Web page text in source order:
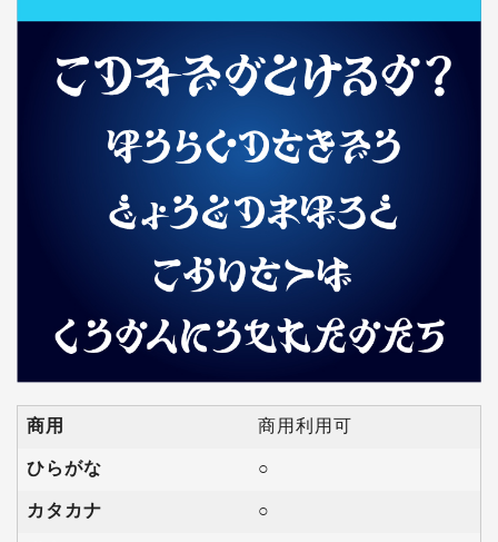
商用 商用利用可
ひらがな ○
カタカナ ○